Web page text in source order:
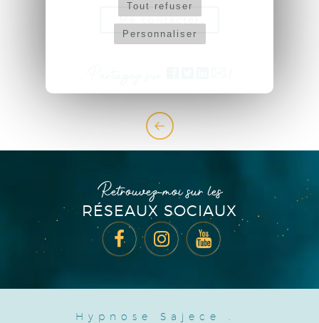
Tout refuser
Personnaliser
Me contacter
Retrouvez-moi sur les
RÉSEAUX SOCIAUX
Hypnose Sajece